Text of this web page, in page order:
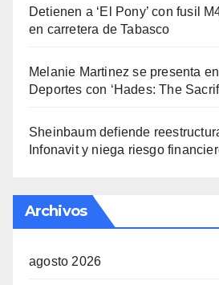
Detienen a ‘El Pony’ con fusil
en carretera de Tabasco
Melanie Martinez se presenta
Deportes con ‘Hades: The
Sheinbaum defiende
Infonavit y niega riesgo
Archivos
agosto 2026